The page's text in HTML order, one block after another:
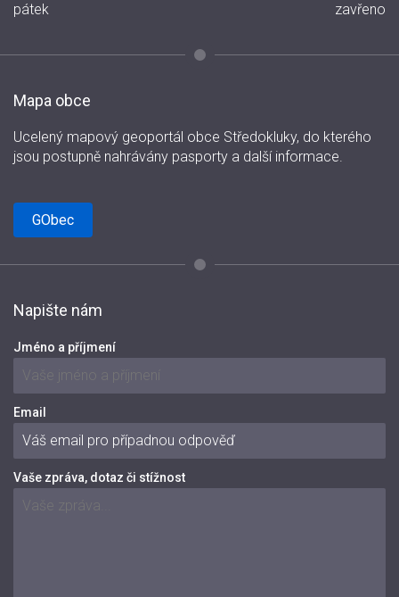
pátek
zavřeno
Mapa obce
Ucelený mapový geoportál obce Středokluky, do kterého
jsou postupně nahrávány pasporty a další informace.
GObec
Napište nám
Jméno a příjmení
Email
Vaše zpráva, dotaz či stížnost